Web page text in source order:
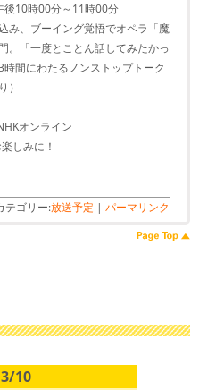
後10時00分～11時00分
み、ブーイング覚悟でオペラ「魔
。「一度とことん話してみたかっ
間にわたるノンストップトーク
）
オンライン
しみに！
テゴリー:放送予定 | パーマリンク
10